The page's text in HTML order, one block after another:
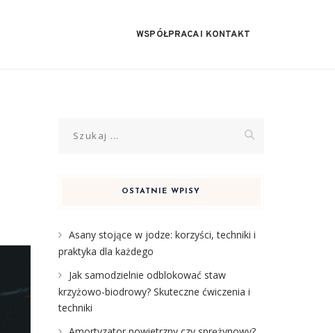
WSPÓŁPRACA I KONTAKT
OSTATNIE WPISY
Asany stojące w jodze: korzyści, techniki i
praktyka dla każdego
Jak samodzielnie odblokować staw
krzyżowo-biodrowy? Skuteczne ćwiczenia i
techniki